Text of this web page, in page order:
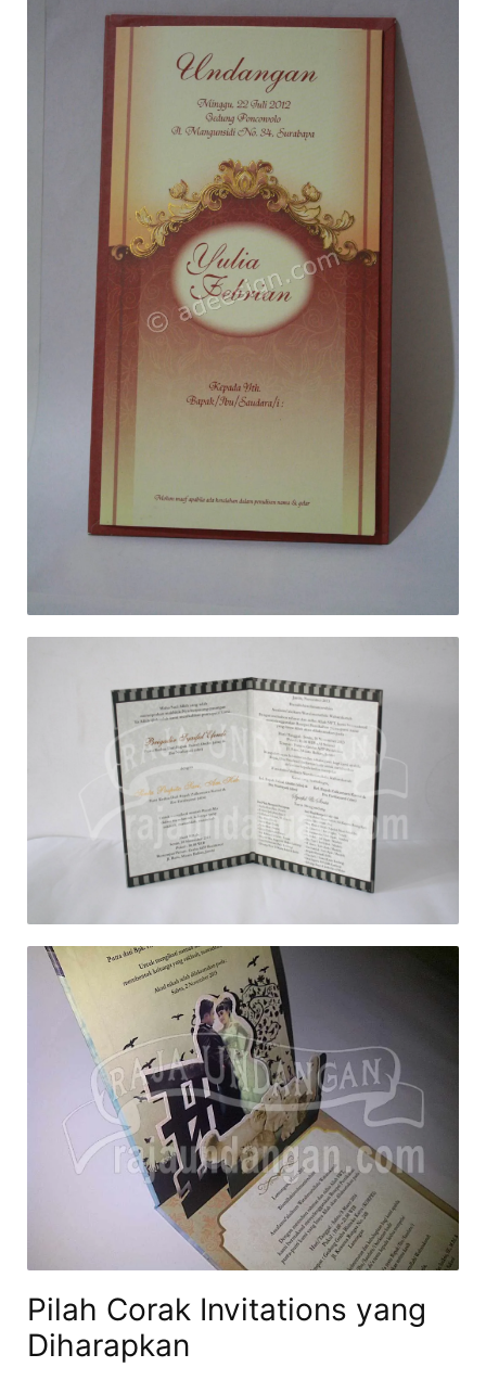
Pilah Corak Invitations yang
Diharapkan